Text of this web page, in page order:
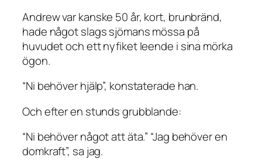
Andrew var kanske 50 år, kort, brunbränd,
hade något slags sjömans mössa på
huvudet och ett nyfiket leende i sina mörka
ögon.
“Ni behöver hjälp”, konstaterade han.
Och efter en stunds grubblande:
“Ni behöver något att äta.” “Jag behöver en
domkraft”, sa jag.